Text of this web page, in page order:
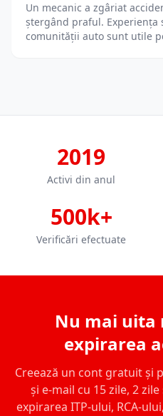
Un mecanic a zgâriat
ștergând praful.
comunității auto sunt utile
2019
Activi din anul
500k+
Verificări efectuate
Nu mai uita
expirarea
Creează un cont gratuit și
și e-mail cu 15 zile, 2
expirarea ITP-ului, RCA-